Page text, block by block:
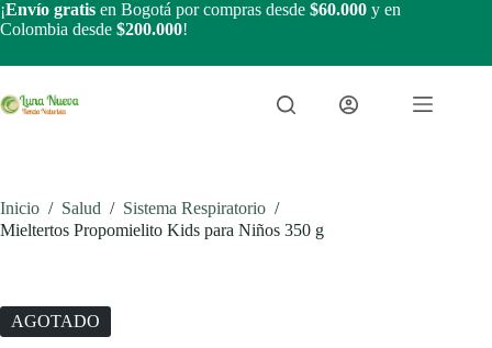
Saltar
al
¡Envío gratis en Bogotá por compras desde $60.000 y en
Colombia desde $200.000!
Inicio / Salud / Sistema Respiratorio /
Mieltertos Propomielito Kids para Niños 350 g
AGOTADO